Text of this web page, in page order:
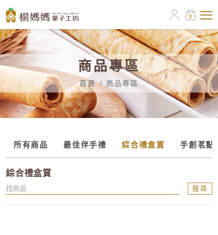
0
商品專區
首頁 商品專區
所有商品 最佳伴手禮 綜合禮盒賞 手創茗點
綜合禮盒賞
搜尋